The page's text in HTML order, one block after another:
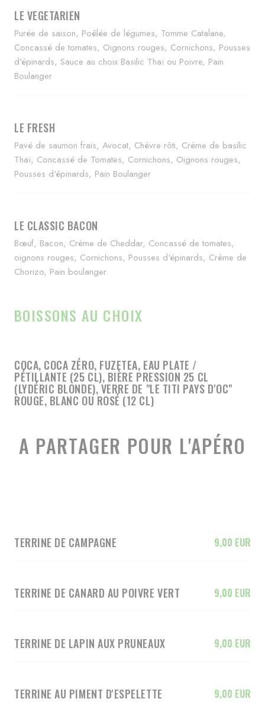
LE VEGETARIEN
Purée de saison, Poêlée de légumes, Tomme Catalane,
Concassé de tomates, Oignons rouges, Cornichons, Pousses
d'épinards, Sauce au choix Basilic Thaï ou Poivre, Pain
Boulanger
LE FRESH
Pavé de saumon frais, Avocat, Chèvre rôti, Crème de basilic
Thaï, Concassé de Tomates, Cornichons, Oignons rouges,
Pousses d'épinards, Pain Boulanger
LE CLASSIC BACON
Bœuf, Bacon, Crème de Cheddar, Concassé de tomates,
oignons rouges, Cornichons, Pousses d'épinards, Crème de
Chorizo, Pain boulanger
BOISSONS AU CHOIX
COCA, COCA ZÉRO, FUZETEA, EAU PLATE /
PÉTILLANTE (25 CL), BIÈRE PRESSION 25 CL
(LYDÉRIC BLONDE), VERRE DE "LE TITI PAYS D'OC"
ROUGE, BLANC OU ROSÉ (12 CL)
A PARTAGER POUR L'APÉRO
TERRINE DE CAMPAGNE 9,00 EUR
TERRINE DE CANARD AU POIVRE VERT 9,00 EUR
TERRINE DE LAPIN AUX PRUNEAUX 9,00 EUR
TERRINE AU PIMENT D'ESPELETTE 9,00 EUR